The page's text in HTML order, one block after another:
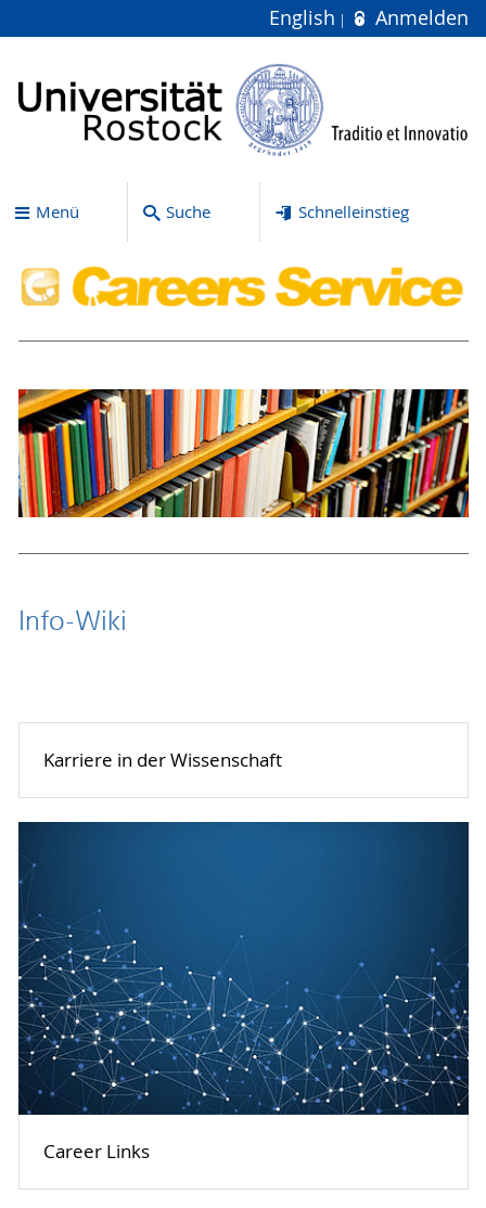
English Anmelden
Menü Suche Schnelleinstieg
Info-Wiki
Karriere in der Wissenschaft
Career Links